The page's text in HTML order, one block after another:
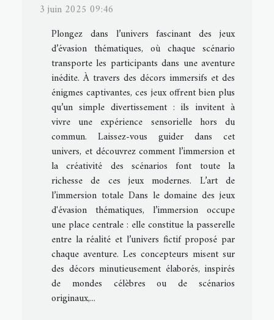
3 juin 2025 09:46
Plongez dans l’univers fascinant des jeux
d’évasion thématiques, où chaque scénario
transporte les participants dans une aventure
inédite. À travers des décors immersifs et des
énigmes captivantes, ces jeux offrent bien plus
qu’un simple divertissement : ils invitent à
vivre une expérience sensorielle hors du
commun. Laissez-vous guider dans cet
univers, et découvrez comment l’immersion et
la créativité des scénarios font toute la
richesse de ces jeux modernes. L’art de
l’immersion totale Dans le domaine des jeux
d'évasion thématiques, l’immersion occupe
une place centrale : elle constitue la passerelle
entre la réalité et l’univers fictif proposé par
chaque aventure. Les concepteurs misent sur
des décors minutieusement élaborés, inspirés
de mondes célèbres ou de scénarios
originaux,...